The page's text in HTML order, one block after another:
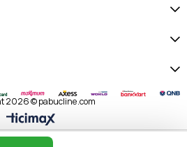
2026 © pabucline.com